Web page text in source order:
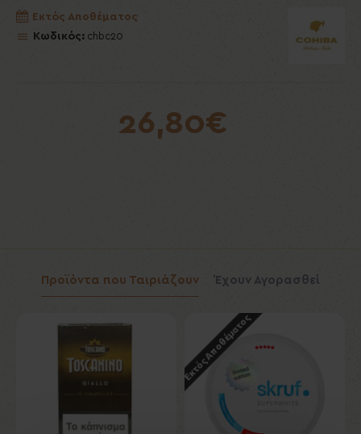
26,80€
Εκτός Αποθέματος
Κωδικός: chbc20
Προϊόντα που Ταιριάζουν Έχουν Αγορασθεί
Εκτός Αποθέματος